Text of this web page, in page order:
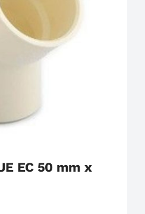
y Accesorios de Desague
EC 50 mm x